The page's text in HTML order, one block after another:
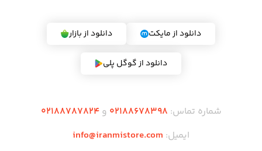
دانلود از مایکت دانلود از بازار
دانلود از گوگل پلی
شماره تماس: 02188678398 و02188787824
ایمیل: info@iranmistore.com